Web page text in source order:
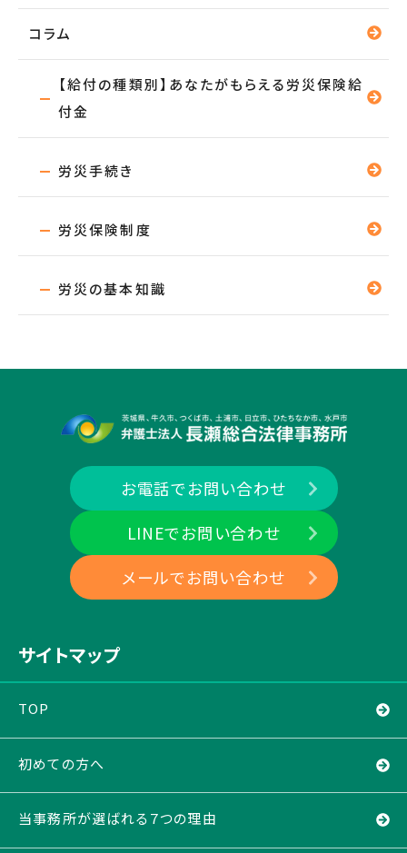
コラム
【給付の種類別】あなたがもらえる労災保険給
付金
労災手続き
労災保険制度
労災の基本知識
お電話でお問い合わせ
LINEでお問い合わせ
メールでお問い合わせ
サイトマップ
TOP
初めての方へ
当事務所が選ばれる７つの理由